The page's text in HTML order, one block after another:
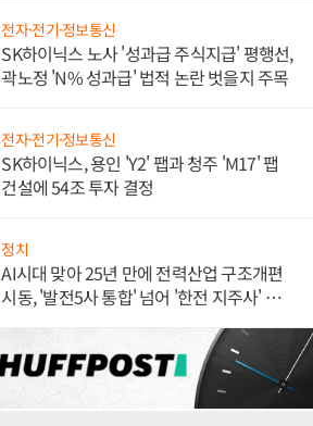
전자·전기·정보통신
SK하이닉스 노사 '성과급 주식지급' 평행선,
곽노정 'N% 성과급' 법적 논란 벗을지 주목
전자·전기·정보통신
SK하이닉스, 용인 'Y2' 팹과 청주 'M17' 팹
건설에 54조 투자 결정
정치
AI시대 맞아 25년 만에 전력산업 구조개편
시동, '발전5사 통합' 넘어 '한전 지주사' 재편